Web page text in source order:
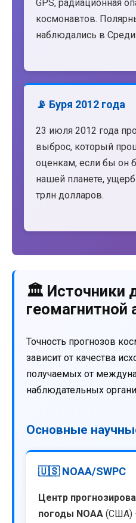
GPS, радиационная
космонавтов.
наблюдались в
📡 Буря 2012 года
23 июля 2012 года
выброс, который
оценкам, если бы он
нашей планете,
трлн долларов.
🏛️ Источники
геомагнитной
Точность прогнозов
зависит от качества
получаемых от
наблюдательных
Основные
🇺🇸 NOAA/SWPC
Центр
погоды NOAA (США)